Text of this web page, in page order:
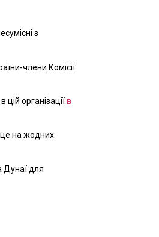
з
члени Комісії
організації в
на жодних
Дунаї для